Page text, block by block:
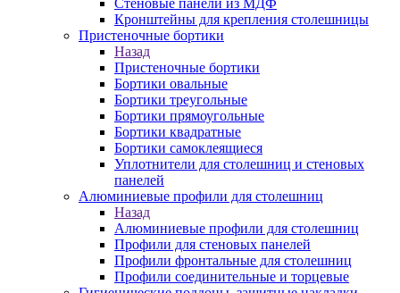
Стеновые панели из МДФ
Кронштейны для крепления столешницы
Пристеночные бортики
Назад
Пристеночные бортики
Бортики овальные
Бортики треугольные
Бортики прямоугольные
Бортики квадратные
Бортики самоклеящиеся
Уплотнители для столешниц и стеновых
панелей
Алюминиевые профили для столешниц
Назад
Алюминиевые профили для столешниц
Профили для стеновых панелей
Профили фронтальные для столешниц
Профили соединительные и торцевые